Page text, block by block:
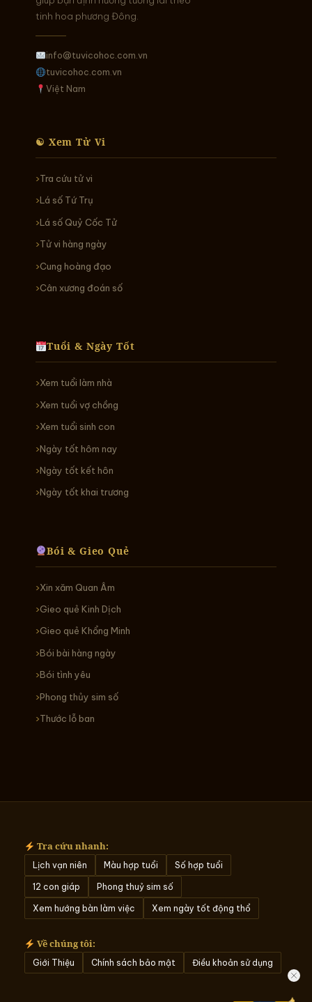
tinh hoa phương Đông.
info@tuvicohoc.com.vn
tuvicohoc.com.vn
Việt Nam
☯ Xem Tử Vi
Tra cứu tử vi
Lá số Tứ Trụ
Lá số Quỷ Cốc Tử
Tử vi hàng ngày
Cung hoàng đạo
Cân xương đoán số
Tuổi & Ngày Tốt
Xem tuổi làm nhà
Xem tuổi vợ chồng
Xem tuổi sinh con
Ngày tốt hôm nay
Ngày tốt kết hôn
Ngày tốt khai trương
Bói & Gieo Quẻ
Xin xăm Quan Âm
Gieo quẻ Kinh Dịch
Gieo quẻ Khổng Minh
Bói bài hàng ngày
Bói tình yêu
Phong thủy sim số
Thước lỗ ban
Tra cứu nhanh:
Lịch vạn niên Màu hợp tuổi Số hợp tuổi
12 con giáp Phong thuỷ sim số
Xem hướng bàn làm việc Xem ngày tốt động thổ
Về chúng tôi:
Giới Thiệu Chính sách bảo mật Điều khoản sử dụng